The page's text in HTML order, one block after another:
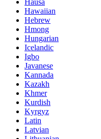
Hawaiian
Hebrew
Hmong
Hungarian
Icelandic
Igbo
Javanese
Kannada
Kazakh
Khmer
Kurdish
Kyrgyz
Latin
Latvian